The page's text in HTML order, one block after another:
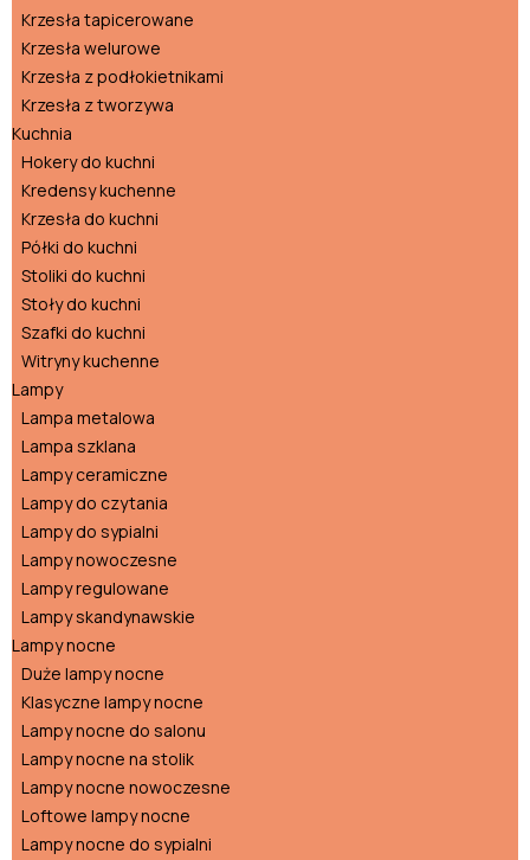
Krzesła tapicerowane
Krzesła welurowe
Krzesła z podłokietnikami
Krzesła z tworzywa
Kuchnia
Hokery do kuchni
Kredensy kuchenne
Krzesła do kuchni
Półki do kuchni
Stoliki do kuchni
Stoły do kuchni
Szafki do kuchni
Witryny kuchenne
Lampy
Lampa metalowa
Lampa szklana
Lampy ceramiczne
Lampy do czytania
Lampy do sypialni
Lampy nowoczesne
Lampy regulowane
Lampy skandynawskie
Lampy nocne
Duże lampy nocne
Klasyczne lampy nocne
Lampy nocne do salonu
Lampy nocne na stolik
Lampy nocne nowoczesne
Loftowe lampy nocne
Lampy nocne do sypialni